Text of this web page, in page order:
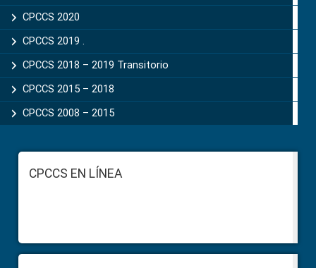
CPCCS 2020
CPCCS 2019 .
CPCCS 2018 – 2019 Transitorio
CPCCS 2015 – 2018
CPCCS 2008 – 2015
FooterCPCCS EN LÍNEA